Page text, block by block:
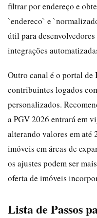
filtrar por endereço e
`endereco` e
útil para
integrações
Outro canal é o portal de
contribuintes logados
personalizados.
a PGV 2026 entrará em
alterando valores em até
imóveis em áreas de
os ajustes podem ser
oferta de imóveis
Lista de Passos